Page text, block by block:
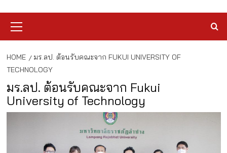
Menu
HOME
มร.ลป. ต้อนรับคณะจาก FUKUI UNIVERSITY OF
TECHNOLOGY
มร.ลป. ต้อนรับคณะจาก Fukui
University of Technology